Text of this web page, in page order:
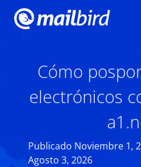
Cómo
electrónicos
Publicado Noviembre 1,
Agosto 3, 2026